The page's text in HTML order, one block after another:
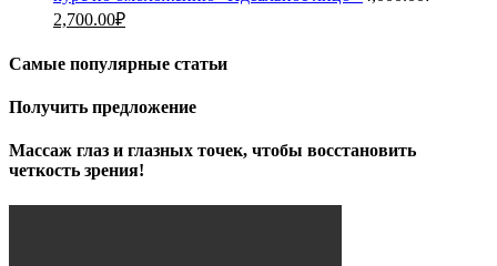
Первоначальная
4,000.00₽.
2,700.00₽Текущая
2,700.00₽.
Самые популярные статьи
Получить предложение
Массаж глаз и глазных точек, чтобы восстановить
четкость зрения!